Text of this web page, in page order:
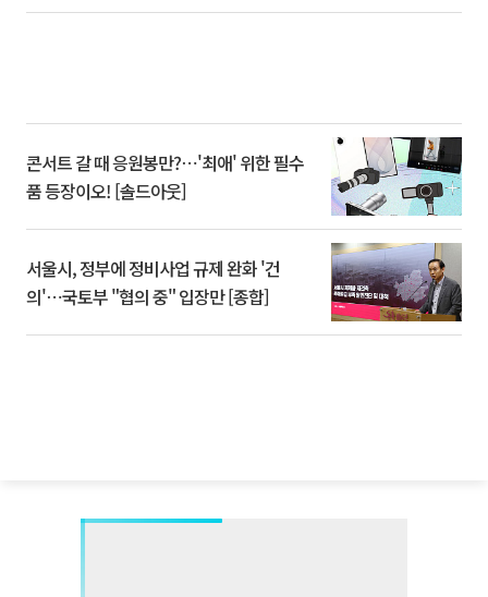
콘서트 갈 때 응원봉만?⋯'최애' 위한 필수
품 등장이오! [솔드아웃]
서울시, 정부에 정비사업 규제 완화 '건
의'⋯국토부 "협의 중" 입장만 [종합]